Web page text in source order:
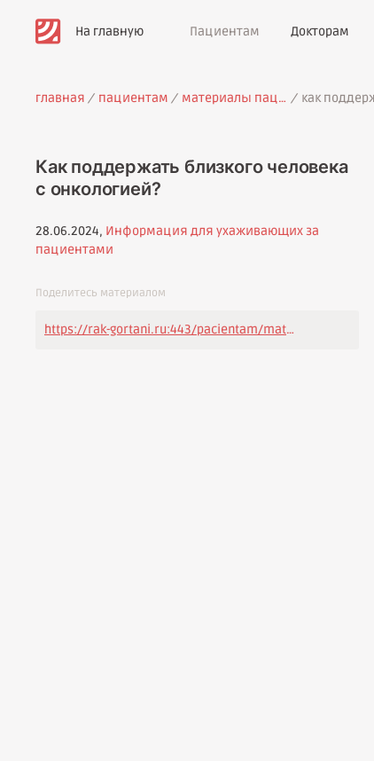
На главную Пациентам Докторам
главная пациентам материалы пациентам как
Как поддержать близкого человека
с онкологией?
28.06.2024, Информация для ухаживающих за
пациентами
Поделитесь материалом
https://rak-gortani.ru:443/pacientam/materialy/kak-podderzhat-blizkogo-cheloveka-s-onkologiey/